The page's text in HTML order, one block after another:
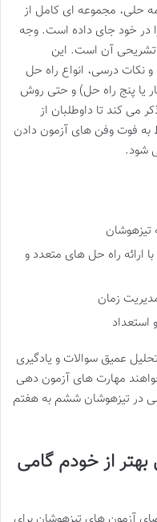
حلی، مجموعه ای کامل از
در خود جای داده است. وجه
آن است. این
و نکات درسی، انواع راه حل
یا پنج راه حل) و حتی روش
می کند تا داوطلبان از
به فوت وفن های آزمون دادن
شود.
ارائه راه حل های متعدد و
زمان
عمیق سوالات و یادگیری
مهارت های آزمون دهی
در تیزهوشان ششم به هفتم
از خودم گامی